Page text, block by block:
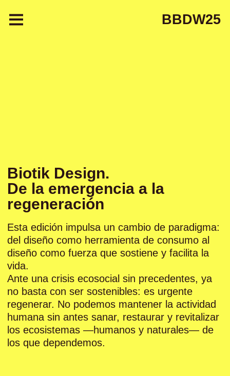
BBDW25
Biotik Design.
De la emergencia a la
regeneración
Esta edición impulsa un cambio de paradigma:
del diseño como herramienta de consumo al
diseño como fuerza que sostiene y facilita la
vida.
Ante una crisis ecosocial sin precedentes, ya
no basta con ser sostenibles: es urgente
regenerar. No podemos mantener la actividad
humana sin antes sanar, restaurar y revitalizar
los ecosistemas —humanos y naturales— de
los que dependemos.